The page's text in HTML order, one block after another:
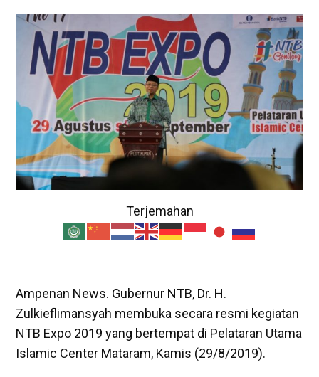
Terjemahan
Ampenan News. Gubernur NTB, Dr. H.
Zulkieflimansyah membuka secara resmi kegiatan
NTB Expo 2019 yang bertempat di Pelataran Utama
Islamic Center Mataram, Kamis (29/8/2019).